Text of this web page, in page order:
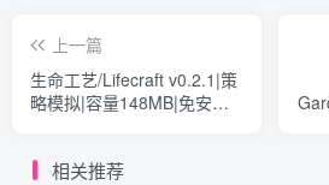
上一篇
生命工艺/Lifecraft v0.2.1|策
略模拟|容量148MB|免安装
相关推荐